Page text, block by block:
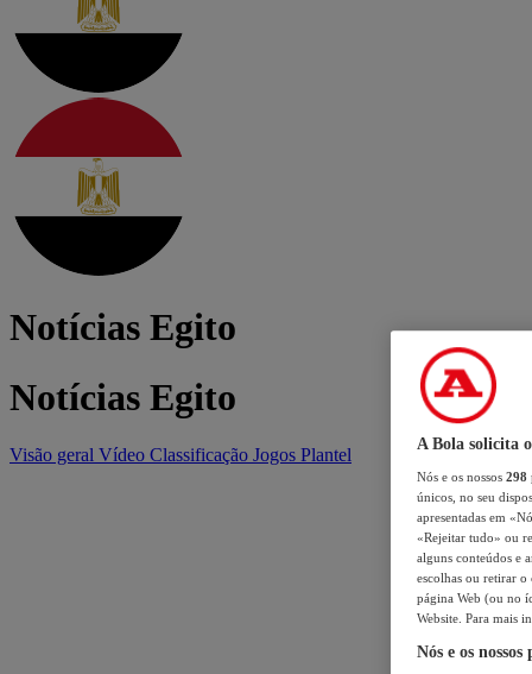
Notícias Egito
Notícias Egito
Visão geral Vídeo Classificação Jogos Plantel
A Bola solicita
Nós e os nossos 298
únicos, no seu
apresentadas em
«Rejeitar tudo» ou
alguns conteúdos e
escolhas ou retirar
página Web (ou no
Website. Para mais
Nós e os